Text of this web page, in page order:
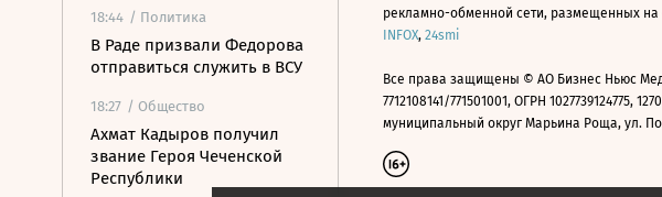
18:44 / Политика
В Раде призвали Федорова
отправиться служить в ВСУ
18:27 / Общество
Ахмат Кадыров получил
звание Героя Чеченской
Республики
рекламно-обменной сети, размещенных на
INFOX, 24smi
Все права защищены © АО Бизнес Ньюс
7712108141/771501001, ОГРН 1027739124775,
муниципальный округ Марьина Роща, ул.